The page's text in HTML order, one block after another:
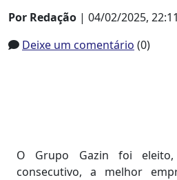
Por Redação | 04/02/2025, 22:11
Deixe um comentário (0)
O Grupo Gazin foi
consecutivo, a melhor